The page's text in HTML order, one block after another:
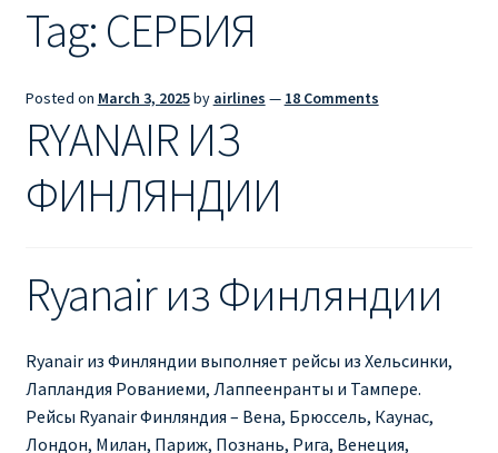
RYANAIR ИЗ РИГИ
RYANAIR ИЗ ТАЛЛИНА
Ryanair из Тампере
БРНО
Ryanair изменения
Tag: СЕРБИЯ
Posted on March 3, 2025by airlines — 18 Comments
RYANAIR ИЗ
ФИНЛЯНДИИ
Ryanair из Финляндии
Ryanair из Финляндии выполняет рейсы из Хельсинки,
Лапландия Рованиеми, Лаппеенранты и Тампере.
Рейсы Ryanair Финляндия – Вена, Брюссель, Каунас,
Лондон, Милан, Париж, Познань, Рига, Венеция,